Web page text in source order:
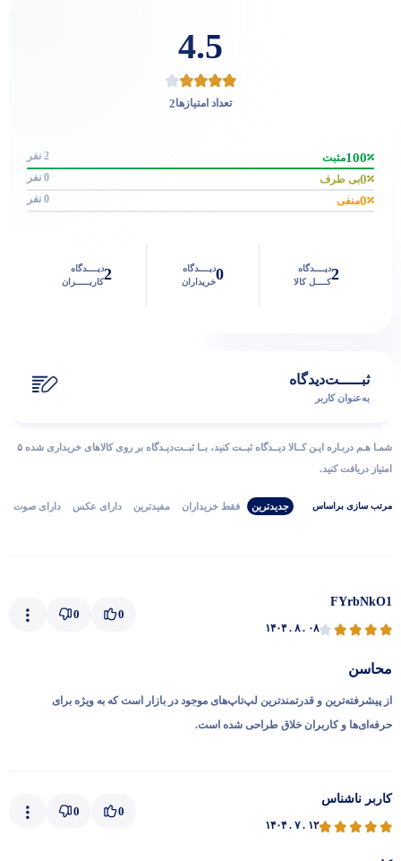
4.5
تعداد امتیازها2
100مثبت 2 نفر
0بی طرف 0 نفر
0منفی 0 نفر
2دیــــدگاه
کــــل کالا
0دیــــدگاه
خریداران
2دیــــدگاه
کاربـــــران
ثبـــــت‌دیدگاه
به‌عنوان کاربر
شمـا هـم دربـاره ایـن کــالا دیــدگاه ثبــت کنید، بــا ثبــت‌دیـدگاه بر روی کالاهای خریداری شده ۵
امتیاز دریافت کنید.
مرتب‌ سازی‌ بر‌اساس جدیدترین فقط‌ خریداران‌ مفیدترین دارای‌ عکس دارای‌ صوت
FYrbNkO1
۱۴۰۴ . ۸ . ۰۸
0
0
محاسن
از پیشرفته‌ترین و قدرتمندترین لپ‌تاپ‌های موجود در بازار است که به ویژه برای
حرفه‌ای‌ها و کاربران خلاق طراحی شده است.
کاربر ناشناس
۱۴۰۴ . ۷ . ۱۲
0
0